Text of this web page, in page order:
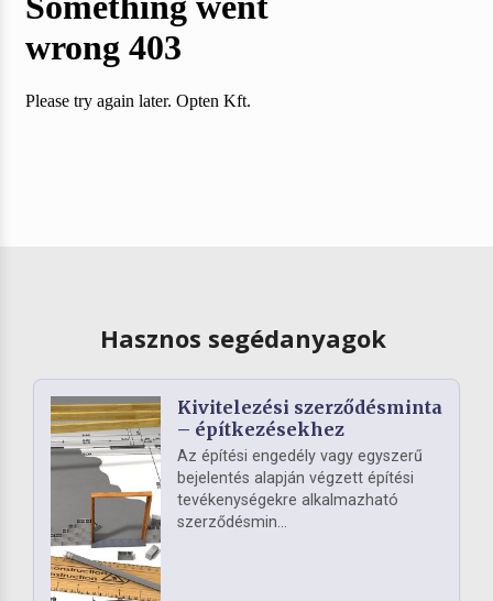
Hasznos segédanyagok
Kivitelezési szerződésminta
– építkezésekhez
Az építési engedély vagy egyszerű
bejelentés alapján végzett építési
tevékenységekre alkalmazható
szerződésmin...